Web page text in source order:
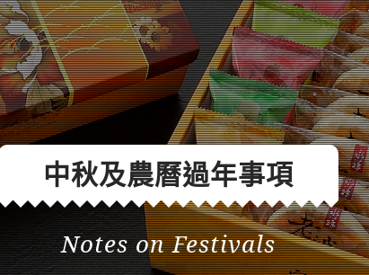
中秋及農曆過年事項
Notes on Festivals